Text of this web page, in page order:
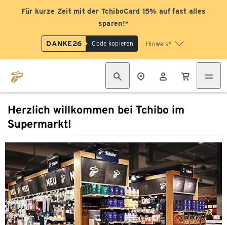
Für kurze Zeit mit der TchiboCard 15% auf fast alles
sparen!*
DANKE26 Code kopieren Hinweis*
Herzlich willkommen bei Tchibo im
Supermarkt!